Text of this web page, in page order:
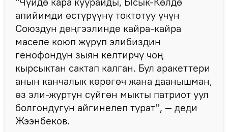
апийимди өстүрүүнү токтотуу үчүн
Союздун деңгээлинде кайра-кайра
маселе коюп жүрүп элибиздин
генофондун зыян келтирчү чоң
кырсыктан сактап калган. Бул аракеттери
анын канчалык көрөгөч жана даанышман,
өз эли-журтун сүйгөн мыкты патриот уул
болгондугун айгинелеп турат", — деди
Жээнбеков.